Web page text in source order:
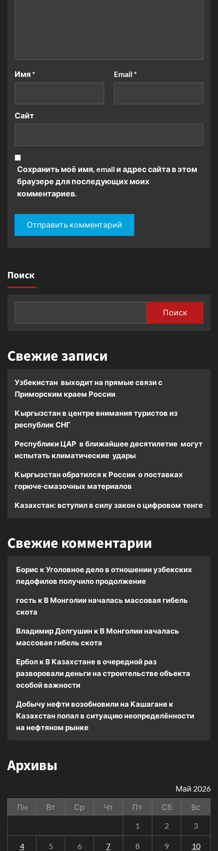
Имя* Email*
Сайт
Сохранить моё имя, email и адрес сайта в этом
браузере для последующих моих
комментариев.
Поиск
Поиск
Свежие записи
Узбекистан выходит на прямые связи с
Приморским краем России
Кыргызстан в центре внимания туристов из
республик СНГ
Республики ЦАР в ближайшее десятилетие могут
испытать климатические удары
Кыргызстан обратился к России о поставках
горюче-смазочных материалов
Казахстан: вступил в силу закон о цифровом тенге
Свежие комментарии
Борис кУголовное дело в отношении узбекских
педофилов получило продолжение
гость к В Монголии началась массовая гибель
скота
Владимир Долгушин к В Монголии началась
массовая гибель скота
Ербол к В Казахстане в очередной раз
разворовали деньги на строительстве объекта
особой важности
Добычу нефти возобновили на Кашагане к
Казахстан попал в ситуацию неопределённости
на нефтяном рынке
Архивы
Май 2026
Пн
Вт Ср Чт Пт Сб
Вс
1
2 3
4 5 6 7 8 9 10